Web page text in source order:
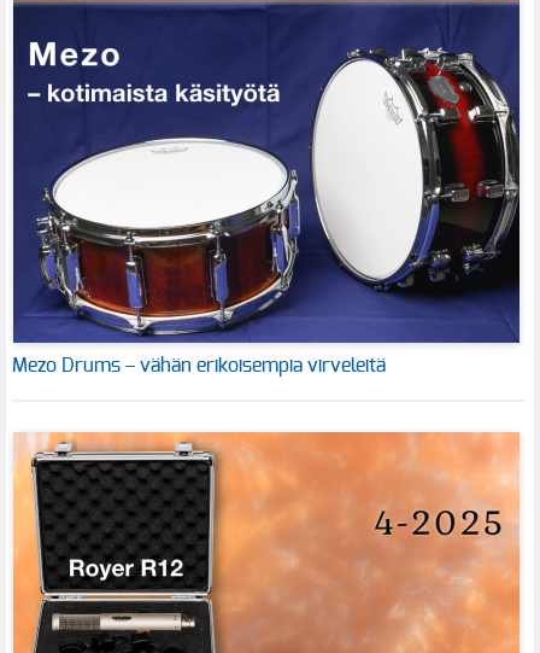
Mezo Drums – vähän erikoisempia virveleitä